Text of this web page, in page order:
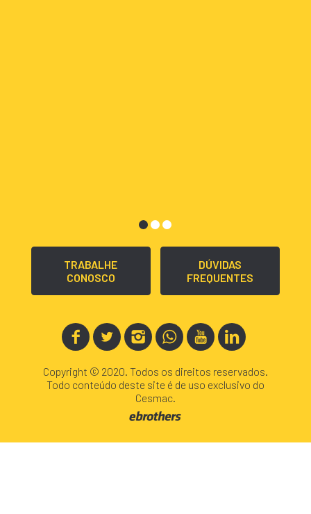
TRABALHE
CONOSCO
DÚVIDAS
FREQUENTES
Copyright © 2020. Todos os direitos reservados.
Todo conteúdo deste site é de uso exclusivo do
Cesmac.